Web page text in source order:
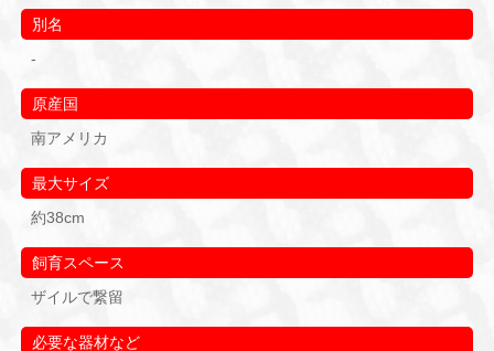
別名
-
原産国
南アメリカ
最大サイズ
約38cm
飼育スペース
ザイルで繋留
必要な器材など